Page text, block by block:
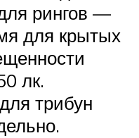
рингов —
для крытых
лк.
трибун